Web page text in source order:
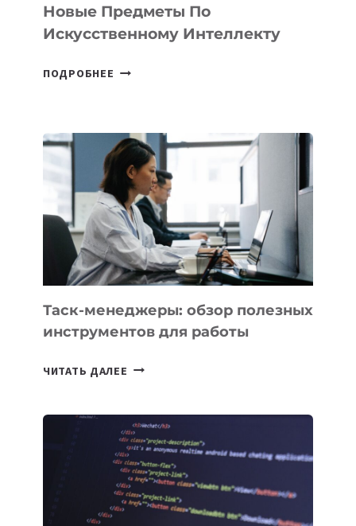
Новые Предметы По
Искусственному Интеллекту
ПОДРОБНЕЕ
НОВЫЕ
ПРЕДМЕТЫ
ПО
ИСКУССТВЕННОМУ
ИНТЕЛЛЕКТУ
Таск-менеджеры: обзор полезных
инструментов для работы
ЧИТАТЬ ДАЛЕЕ ТАСК-
ПОЛЕЗНЫХ
ИНСТРУМЕНТОВ
ДЛЯ
РАБОТЫ